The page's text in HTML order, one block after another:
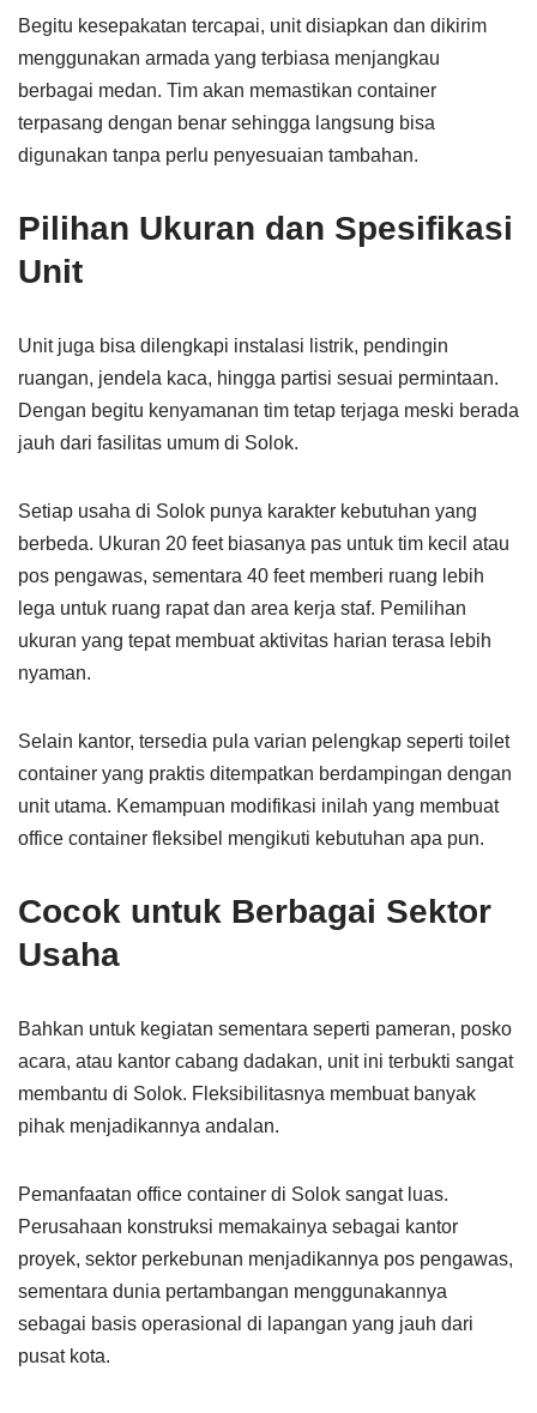
Begitu kesepakatan tercapai, unit disiapkan dan dikirim
menggunakan armada yang terbiasa menjangkau
berbagai medan. Tim akan memastikan container
terpasang dengan benar sehingga langsung bisa
digunakan tanpa perlu penyesuaian tambahan.
Pilihan Ukuran dan Spesifikasi
Unit
Unit juga bisa dilengkapi instalasi listrik, pendingin
ruangan, jendela kaca, hingga partisi sesuai permintaan.
Dengan begitu kenyamanan tim tetap terjaga meski berada
jauh dari fasilitas umum di Solok.
Setiap usaha di Solok punya karakter kebutuhan yang
berbeda. Ukuran 20 feet biasanya pas untuk tim kecil atau
pos pengawas, sementara 40 feet memberi ruang lebih
lega untuk ruang rapat dan area kerja staf. Pemilihan
ukuran yang tepat membuat aktivitas harian terasa lebih
nyaman.
Selain kantor, tersedia pula varian pelengkap seperti toilet
container yang praktis ditempatkan berdampingan dengan
unit utama. Kemampuan modifikasi inilah yang membuat
office container fleksibel mengikuti kebutuhan apa pun.
Cocok untuk Berbagai Sektor
Usaha
Bahkan untuk kegiatan sementara seperti pameran, posko
acara, atau kantor cabang dadakan, unit ini terbukti sangat
membantu di Solok. Fleksibilitasnya membuat banyak
pihak menjadikannya andalan.
Pemanfaatan office container di Solok sangat luas.
Perusahaan konstruksi memakainya sebagai kantor
proyek, sektor perkebunan menjadikannya pos pengawas,
sementara dunia pertambangan menggunakannya
sebagai basis operasional di lapangan yang jauh dari
pusat kota.